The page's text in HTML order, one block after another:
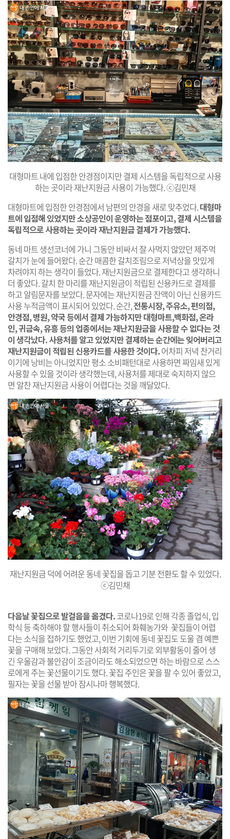
대형마트 내에 입점한 안경점이지만 결제 시스템을 독립적으로 사용
하는 곳이라 재난지원금 사용이 가능했다. ⓒ김민채
대형마트에 입점한 안경점에서 남편의 안경을 새로 맞추었다.대형마
트에 입점해 있었지만 소상공인이 운영하는 점포이고, 결제 시스템을
독립적으로 사용하는 곳이라 재난지원금 결제가 가능했다.
동네 마트 생선코너에 가니 그동안 비싸서 잘 사먹지 않았던 제주먹
갈치가 눈에 들어왔다. 순간 매콤한 갈치조림으로 저녁상을 맛있게
차려야지 하는 생각이 들었다. 재난지원금으로 결제한다고 생각하니
더 좋았다. 갈치 한 마리를 재난지원금이 적립된 신용카드로 결제를
하고 알림문자를 보았다. 문자에는 재난지원금 잔액이 아닌 신용카드
사용 누적금액이 표시되어 있었다. 순간,전통시장, 주유소, 편의점,
안경점, 병원, 약국 등에서 결제 가능하지만 대형마트,백화점, 온라
인, 귀금속, 유흥 등의 업종에서는 재난지원금을 사용할 수 없다는 것
이 생각났다. 사용처를 알고 있었지만 결제하는 순간에는 잊어버리고
재난지원금이 적립된 신용카드를 사용한 것이다.어차피 저녁 찬거리
이기에 낭비는 아니었지만 평소 소비패턴대로 사용하면 짜임새 있게
사용할 수 있을 것이라 생각했는데, 사용처를 제대로 숙지하지 않으
면 알찬 재난지원금 사용이 어렵다는 것을 깨달았다.
재난지원금 덕에 어려운 동네 꽃집을 돕고 기분 전환도 할 수 있었다.
ⓒ김민채
다음날 꽃집으로 발걸음을 옮겼다.코로나19로 인해 각종 졸업식, 입
학식 등 축하해야 할 행사들이 취소되어 화훼농가와 꽃집들이 어렵
다는 소식을 접하기도 했었고, 이번 기회에 동네 꽃집도 도울 겸 예쁜
꽃을 구매해 보았다. 그동안 사회적 거리두기로 외부활동이 줄어 생
긴 우울감과 불안감이 조금이라도 해소되었으면 하는 바람으로 스스
로에게 주는 꽃선물이기도 했다. 꽃집 주인은 꽃을 팔 수 있어 좋았고,
필자는 꽃을 선물 받아 잠시나마 행복했다.